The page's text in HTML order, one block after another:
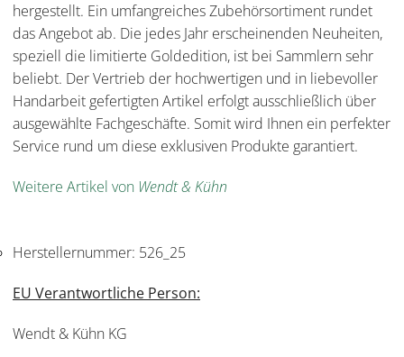
hergestellt. Ein umfangreiches Zubehörsortiment rundet
das Angebot ab. Die jedes Jahr erscheinenden Neuheiten,
speziell die limitierte Goldedition, ist bei Sammlern sehr
beliebt. Der Vertrieb der hochwertigen und in liebevoller
Handarbeit gefertigten Artikel erfolgt ausschließlich über
ausgewählte Fachgeschäfte. Somit wird Ihnen ein perfekter
Service rund um diese exklusiven Produkte garantiert.
Weitere Artikel von Wendt & Kühn
Herstellernummer: 526_25
EU Verantwortliche Person:
Wendt & Kühn KG